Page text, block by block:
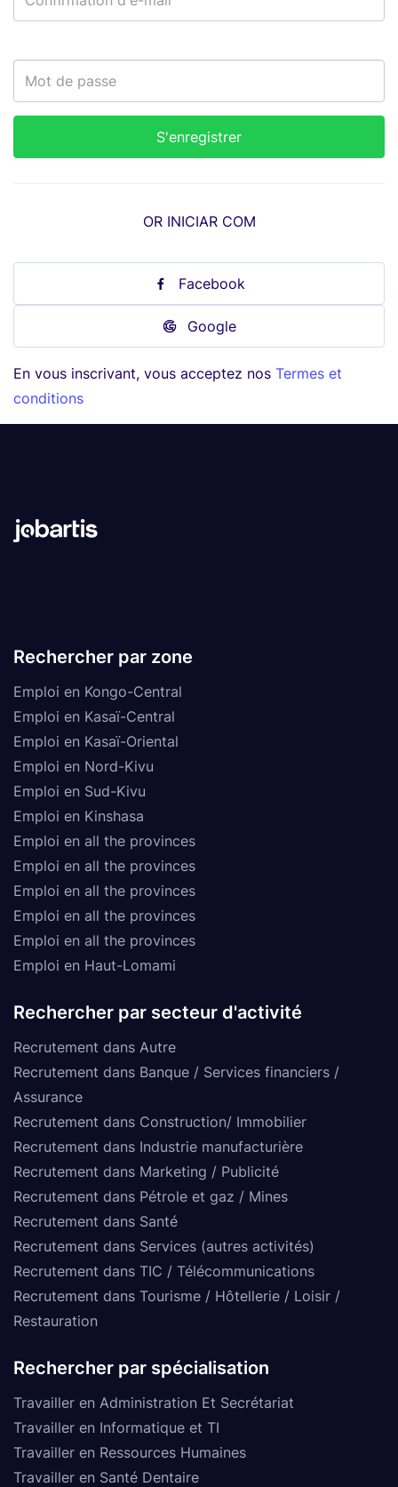
OR INICIAR COM
Facebook
Google
En vous inscrivant, vous acceptez nos Termes et
conditions
Rechercher par zone
Emploi en Kongo-Central
Emploi en Kasaï-Central
Emploi en Kasaï-Oriental
Emploi en Nord-Kivu
Emploi en Sud-Kivu
Emploi en Kinshasa
Emploi en all the provinces
Emploi en all the provinces
Emploi en all the provinces
Emploi en all the provinces
Emploi en all the provinces
Emploi en Haut-Lomami
Rechercher par secteur d'activité
Recrutement dans Autre
Recrutement dans Banque / Services financiers /
Assurance
Recrutement dans Construction/ Immobilier
Recrutement dans Industrie manufacturière
Recrutement dans Marketing / Publicité
Recrutement dans Pétrole et gaz / Mines
Recrutement dans Santé
Recrutement dans Services (autres activités)
Recrutement dans TIC / Télécommunications
Recrutement dans Tourisme / Hôtellerie / Loisir /
Restauration
Rechercher par spécialisation
Travailler en Administration Et Secrétariat
Travailler en Informatique et TI
Travailler en Ressources Humaines
Travailler en Santé Dentaire